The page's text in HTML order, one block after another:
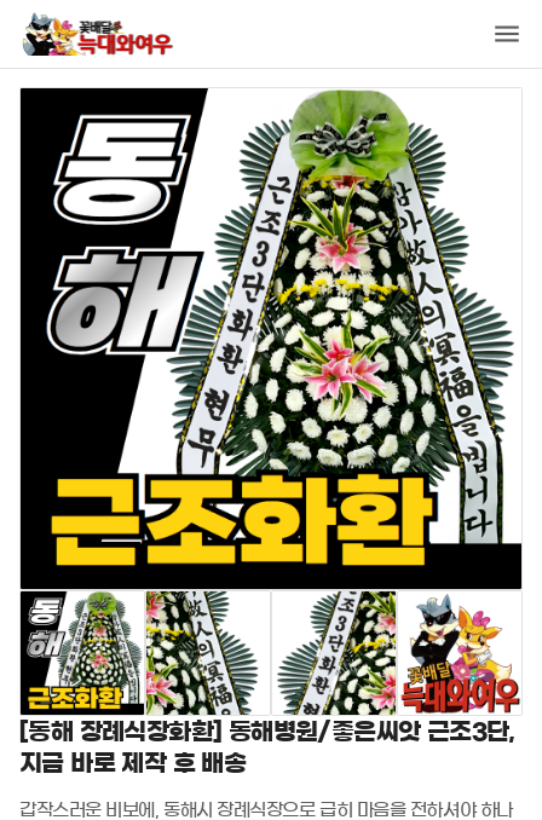
[동해 장례식장화환] 동해병원/좋은씨앗 근조3단,
지금 바로 제작 후 배송
갑작스러운 비보에, 동해시 장례식장으로 급히 마음을 전하셔야 하나